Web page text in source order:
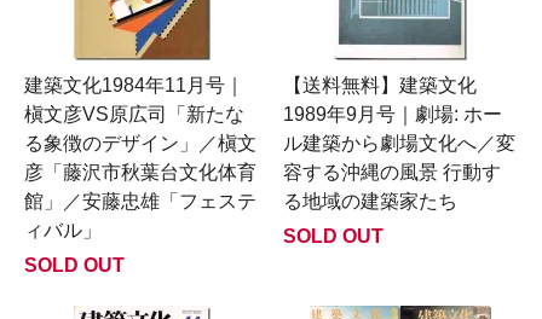
建築文化1984年11月号｜
槇文彦VS原広司「新たな
る象徴のデザイン」／槇文
彦「藤沢市秋葉台文化体育
館」／安藤忠雄「フェステ
ィバル」
SOLD OUT
【送料無料】建築文化
1989年9月号｜劇場: ホー
ル建築から劇場文化へ／変
容する沖縄の風景 行動す
る地域の建築家たち
SOLD OUT